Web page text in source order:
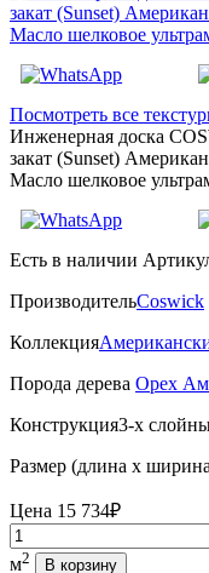
Посмотреть все
Инженерная доска
закат (Sunset)
Масло шелковое
Есть в наличии
ПроизводительCoswick
Коллекция
Порода дерева Орех
Конструкция3-х
Размер (длина х
Цена 15 734₽
Количество
м2 В корзину